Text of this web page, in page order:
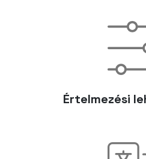
Értelmezési